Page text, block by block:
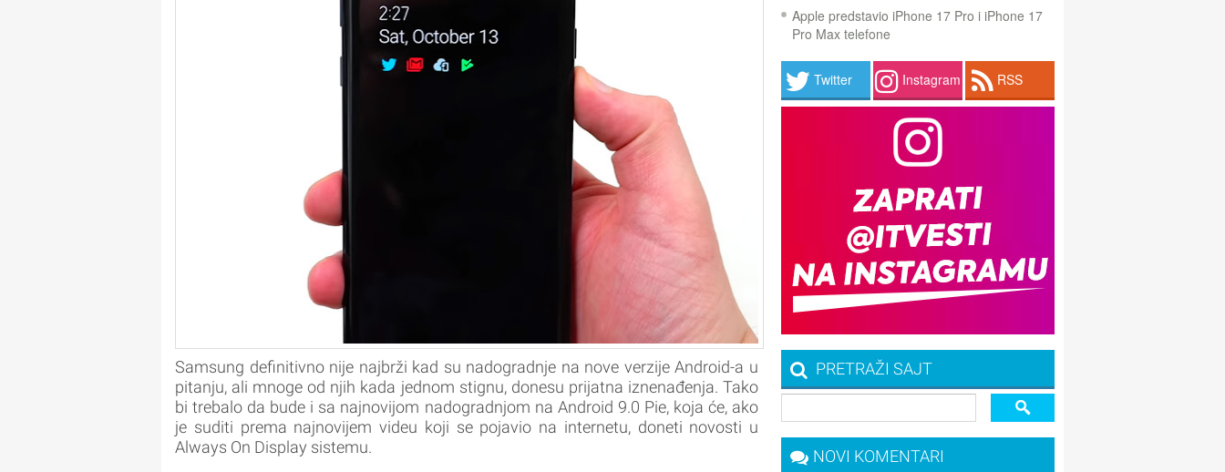
Samsung definitivno nije najbrži kad su nadogradnje na nove verzije Android-a u
pitanju, ali mnoge od njih kada jednom stignu, donesu prijatna iznenađenja. Tako
bi trebalo da bude i sa najnovijom nadogradnjom na Android 9.0 Pie, koja će, ako
je suditi prema najnovijem videu koji se pojavio na internetu, doneti novosti u
Always On Display sistemu.
Apple predstavio iPhone 17 Pro i iPhone 17
Pro Max telefone
Twitter Instagram RSS
PRETRAŽI SAJT
NOVI KOMENTARI